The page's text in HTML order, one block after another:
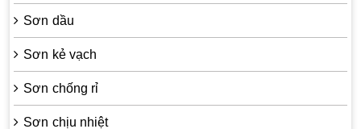
Sơn dầu
Sơn kẻ vạch
Sơn chống rỉ
Sơn chịu nhiệt